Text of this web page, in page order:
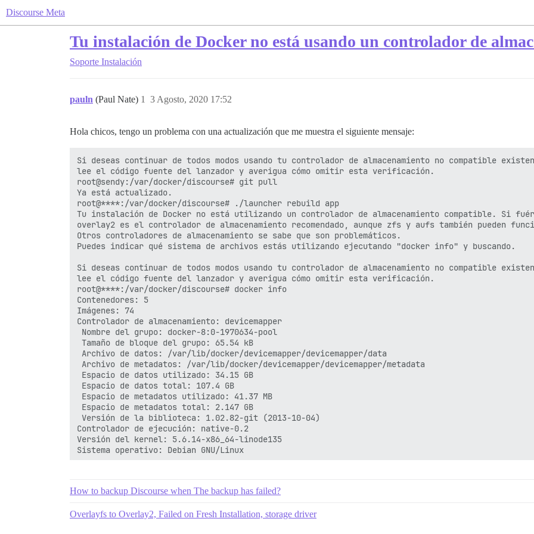
Discourse Meta
Tu instalación de Docker no está usando un controlador de
Soporte Instalación
pauln (Paul Nate) 3 Agosto, 2020 17:52
1
Hola chicos, tengo un problema con una actualización que me muestra el siguiente mensaje:
Si deseas continuar de todos modos usando tu controlador de almacenamiento no compatible
lee el código fuente del lanzador y averigua cómo omitir esta verificación.
root@sendy:/var/docker/discourse# git pull
Ya está actualizado.
root@****:/var/docker/discourse# ./launcher rebuild app
Tu instalación de Docker no está utilizando un controlador de almacenamiento compatible. Si
overlay2 es el controlador de almacenamiento recomendado, aunque zfs y aufs también pueden
Otros controladores de almacenamiento se sabe que son problemáticos.
Puedes indicar qué sistema de archivos estás utilizando ejecutando "docker info" y buscando.
Si deseas continuar de todos modos usando tu controlador de almacenamiento no compatible
lee el código fuente del lanzador y averigua cómo omitir esta verificación.
root@****:/var/docker/discourse# docker info
Contenedores: 5
Imágenes: 74
Controlador de almacenamiento: devicemapper
Nombre del grupo: docker-8:0-1970634-pool
Tamaño de bloque del grupo: 65.54 kB
Archivo de datos: /var/lib/docker/devicemapper/devicemapper/data
Archivo de metadatos: /var/lib/docker/devicemapper/devicemapper/metadata
Espacio de datos utilizado: 34.15 GB
Espacio de datos total: 107.4 GB
Espacio de metadatos utilizado: 41.37 MB
Espacio de metadatos total: 2.147 GB
Versión de la biblioteca: 1.02.82-git (2013-10-04)
Controlador de ejecución: native-0.2
Versión del kernel: 5.6.14-x86_64-linode135
How to backup Discourse when The backup has failed?
Overlayfs to Overlay2, Failed on Fresh Installation, storage driver